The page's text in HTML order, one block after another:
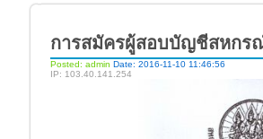
การสมัครผู้สอบบัญชีสหกร
Posted: admin Date: 2016-11-10 11:46:56
IP: 103.40.141.254